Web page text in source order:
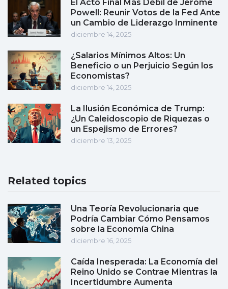
El Acto Final Más Débil de Jerome
Powell: Reunir Votos de la Fed Ante
un Cambio de Liderazgo Inminente
diciembre 14, 2025
¿Salarios Mínimos Altos: Un
Beneficio o un Perjuicio Según los
Economistas?
diciembre 14, 2025
La Ilusión Económica de Trump:
¿Un Caleidoscopio de Riquezas o
un Espejismo de Errores?
diciembre 13, 2025
Related topics
Una Teoría Revolucionaria que
Podría Cambiar Cómo Pensamos
sobre la Economía China
diciembre 16, 2025
Caída Inesperada: La Economía del
Reino Unido se Contrae Mientras la
Incertidumbre Aumenta